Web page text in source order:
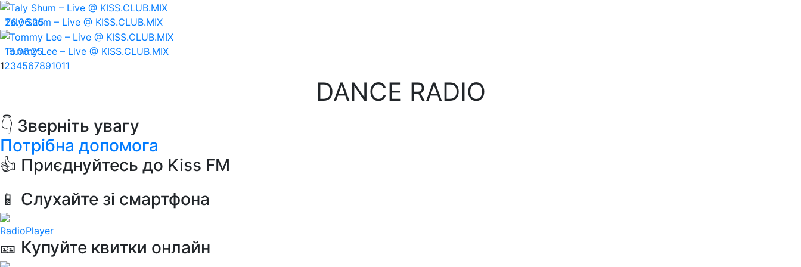
26.06.25
Taly Shum – Live @ KISS.CLUB.MIX
19.06.25
Tommy Lee – Live @ KISS.CLUB.MIX
1234567891011
DANCE RADIO
👇 Зверніть увагу
Потрібна допомога
👍 Приєднуйтесь до Kiss FM
📱 Слухайте зі смартфона
RadioPlayer
🎫 Купуйте квитки онлайн